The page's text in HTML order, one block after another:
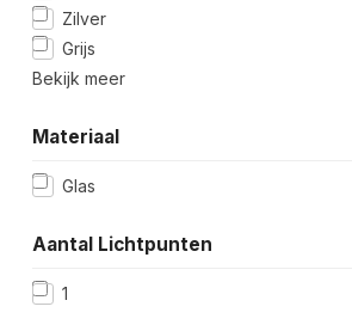
Zilver
Grijs
Bekijk meer
Materiaal
Glas
Aantal Lichtpunten
1